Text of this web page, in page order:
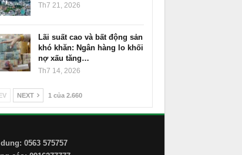
Th7 21, 2026
Lãi suất cao và bất động sản
khó khăn: Ngân hàng lo khối
nợ xấu tăng…
Th7 14, 2026
NEXT 1 của 2.660
0563 575757